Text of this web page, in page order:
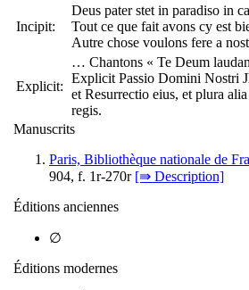
Incipit:
Deus pater stet in paradiso in
Tout ce que fait avons cy est
Autre chose voulons fere a
Explicit:
… Chantons « Te Deum
Explicit Passio Domini Nostri
et Resurrectio eius, et plura
regis.
Manuscrits
Paris, Bibliothèque nationale de
904, f. 1r-270r [⇛ Description]
Éditions anciennes
∅
Éditions modernes